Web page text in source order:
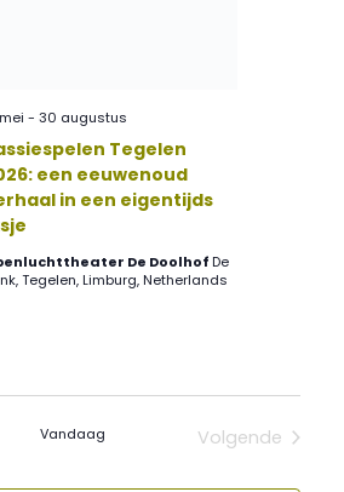
Tegelen
een eeuwenoud
in een eigentijds
-30 augustus
De Doolhof De
Tegelen, Limburg, Netherlands
Vandaag
Volgende